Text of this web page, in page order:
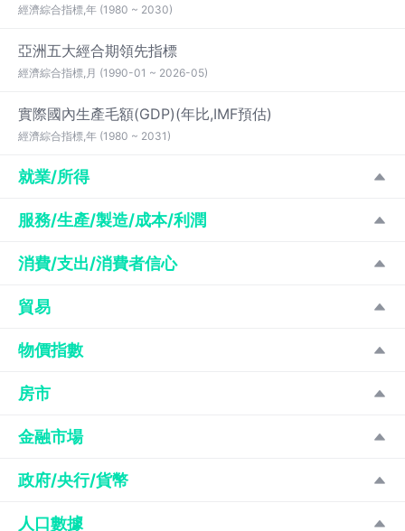
經濟綜合指標,年 (1980 ~ 2030)
亞洲五大經合期領先指標
經濟綜合指標,月 (1990-01 ~ 2026-05)
實際國內生產毛額(GDP)(年比,IMF預估)
經濟綜合指標,年 (1980 ~ 2031)
就業/所得
服務/生產/製造/成本/利潤
消費/支出/消費者信心
貿易
物價指數
房市
金融市場
政府/央行/貨幣
人口數據